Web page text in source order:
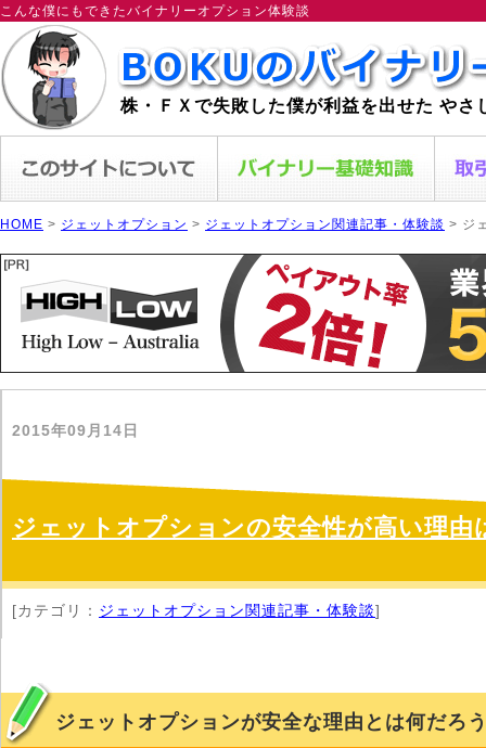
こんな僕にもできたバイナリーオプション体験談
株・ＦＸで失敗した僕が利益を出せた やさ
HOME > ジェットオプション > ジェットオプション関連記事・体験談 > ジ
2015年09月14日
ジェットオプションの安全性が高い理由
[カテゴリ： ジェットオプション関連記事・体験談]
ジェットオプションが安全な理由とは何だろ